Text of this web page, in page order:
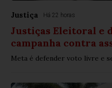
Justiça Há 22 horas
Justiças Eleitoral e
campanha contra
Meta é defender voto livre e